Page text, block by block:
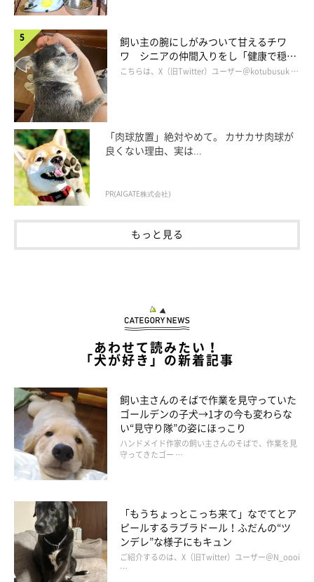
プロフィール
ラスト制作をはじめ、パッケージイラスト、ゲームイラスト、キ
ャラクターデザインなど様々な媒体やジャンルで活動。
日本プロ野球「オリックス・バファローズ」の公式マスコットの
住。
「あうんのてんぽ」本編では、だんなとして登場する。
AUNITEM(犬グッズSHOP)
てんぽyoutubeチャンネル
飼い主の腕にしがみついて甘えるチワ
ワ シニアの仲間入りをし「健康で穏や
かな暮らしが続いてほしい」と願う
こちらは、X（旧Twitter）ユーザー＠kotubusuk …
「肉球放置」絶対やめて。 カサカサ肉球が
良くない理由、実は...
PR(AIGATE株式会社)
もっと見る
あわせて読みたい！
「犬が好き」の新着記事
飼い主さんのそばで作業を見守っていた
ゴールデンの子犬→1才の今も変わらな
い“見守り隊”の姿にほっこり
ハンドメイド作家の飼い主さんのそばで、作業を見
守ってきたゴー …
「もうちょっとこっち来て」なでてとア
ピールするラブラドール！ふだんの“ツ
ンデレ”な様子にもキュン
ご紹介するのは、X（旧Twitter）ユーザー＠N_oooi
…